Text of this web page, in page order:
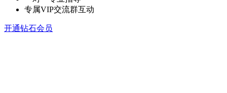
专属VIP交流群互动
开通钻石会员